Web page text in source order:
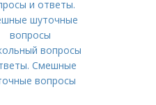
вопросы
Смешные
вопросы